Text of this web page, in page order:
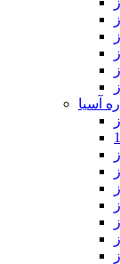
آسیا